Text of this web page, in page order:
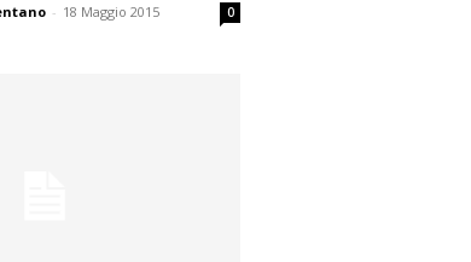
- 18 Maggio 2015 0